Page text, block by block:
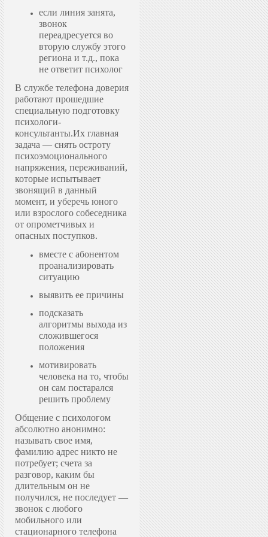
если линия занята,
звонок
переадресуется во
вторую службу этого
региона и т.д., пока
не ответит психолог
В службе телефона доверия
работают прошедшие
специальную подготовку
психологи-
консультанты.Их главная
задача — снять остроту
психоэмоционального
напряжения, переживаний,
которые испытывает
звонящий в данный
момент, и уберечь юного
или взрослого собеседника
от опрометчивых и
опасных поступков.
вместе с абонентом
проанализировать
ситуацию
выявить ее причины
подсказать
алгоритмы выхода из
сложившегося
положения
мотивировать
человека на то, чтобы
он сам постарался
решить проблему
Общение с психологом
абсолютно анонимно:
называть свое имя,
фамилию адрес никто не
потребует; счета за
разговор, каким бы
длительным он не
получился, не последует —
звонок с любого
мобильного или
стационарного телефона